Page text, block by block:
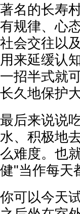
著名的长寿
有规律、心
社会交往以
用来延缓认
一招半式就
长久地保护大
最后来说说
水、积极地
么难度。也
健"当作每天
你可以今天